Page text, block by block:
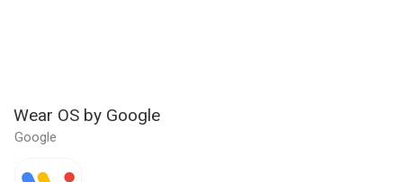
Wear OS by Google
Google